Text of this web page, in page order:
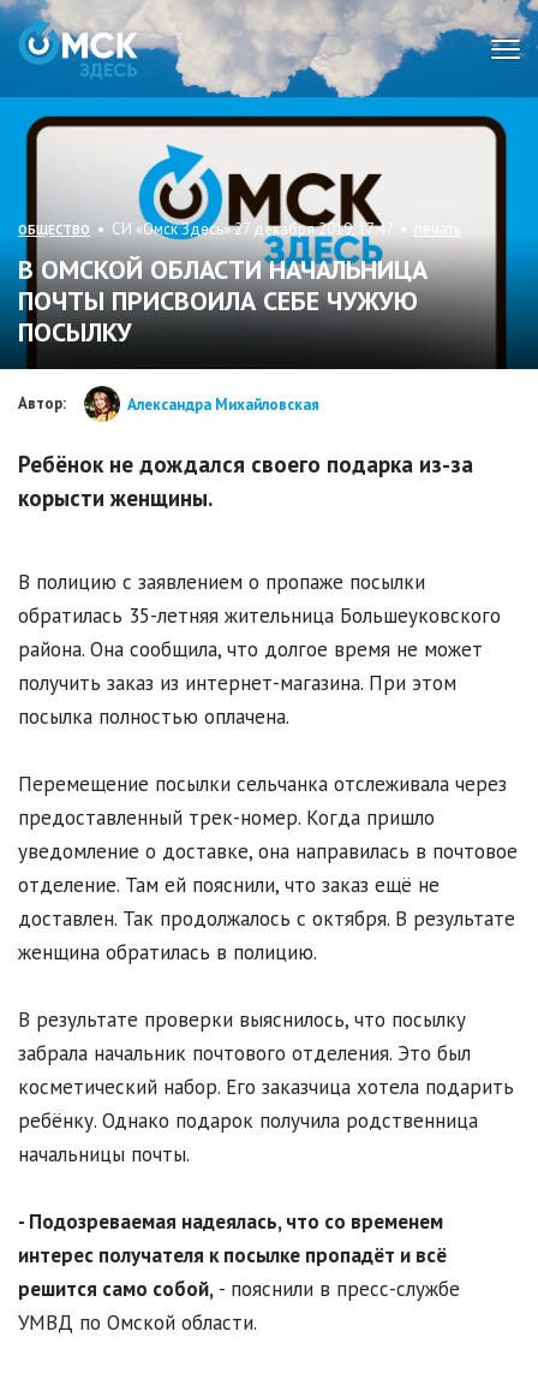
ОБЩЕСТВО • СИ «Омск Здесь» 27 декабря 2019, 17:47 • печать
В ОМСКОЙ ОБЛАСТИ НАЧАЛЬНИЦА
ПОЧТЫ ПРИСВОИЛА СЕБЕ ЧУЖУЮ
ПОСЫЛКУ
Автор: Александра Михайловская
Ребёнок не дождался своего подарка из-за
корысти женщины.
В полицию с заявлением о пропаже посылки
обратилась 35-летняя жительница Большеуковского
района. Она сообщила, что долгое время не может
получить заказ из интернет-магазина. При этом
посылка полностью оплачена.
Перемещение посылки сельчанка отслеживала через
предоставленный трек-номер. Когда пришло
уведомление о доставке, она направилась в почтовое
отделение. Там ей пояснили, что заказ ещё не
доставлен. Так продолжалось с октября. В результате
женщина обратилась в полицию.
В результате проверки выяснилось, что посылку
забрала начальник почтового отделения. Это был
косметический набор. Его заказчица хотела подарить
ребёнку. Однако подарок получила родственница
начальницы почты.
- Подозреваемая надеялась, что со временем
интерес получателя к посылке пропадёт и всё
решится само собой, - пояснили в пресс-службе
УМВД по Омской области.